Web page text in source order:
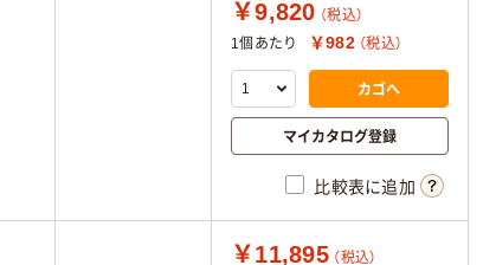
￥9,820 （税込）
1個あたり
￥982 （税込）
カゴへ
マイカタログ登録
比較表に追加
￥11,895 （税込）